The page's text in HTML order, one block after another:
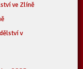
ve Zlíně
v